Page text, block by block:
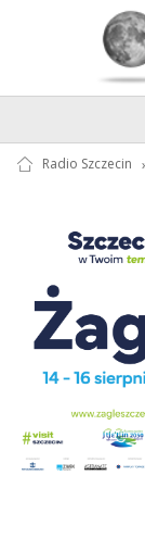
Radio Szczecin